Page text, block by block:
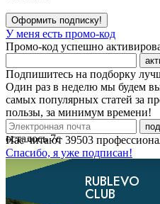
Оформить подписку!
У меня есть промо-код
Промо-код успешно
Подпишитесь на подборку
Один раз в неделю мы будем
самых популярных статей за
пользы, за минимум времени!
Нас читают 39503
Спасибо, я уже подписан!
осталось7с